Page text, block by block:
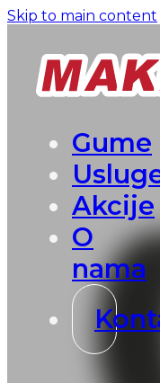
Skip to main content
Gume
Akcije
O
nama